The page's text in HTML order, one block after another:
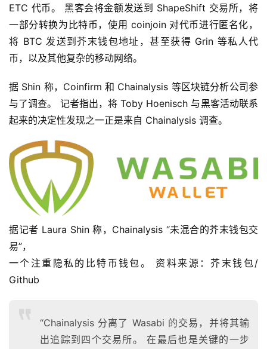
快
信
仰
a
h
9
9
9
指
数
常
用
工
ETC 代币。 黑客会将金额发送到 ShapeShift 交易所，将
一部分转换为比特币，使用 coinjoin 对代币进行匿名化，
将 BTC 发送到芥末钱包地址，甚至获得 Grin 等私人代
币，以及其他复杂的移动网络。
据 Shin 称，Coinfirm 和 Chainalysis 等区块链分析公司参
与了调查。 记者指出，将 Toby Hoenisch 与黑客活动联系
起来的决定性发现之一正是来自 Chainalysis 调查。
据记者 Laura Shin 称，Chainalysis “未混合的芥末钱包交
易”，
一个注重隐私的比特币钱包。 资料来源：芥末钱包/
Github
“Chainalysis 分离了 Wasabi 的交易，并将其输
出追踪到四个交易所。 在最后也是关键的一步